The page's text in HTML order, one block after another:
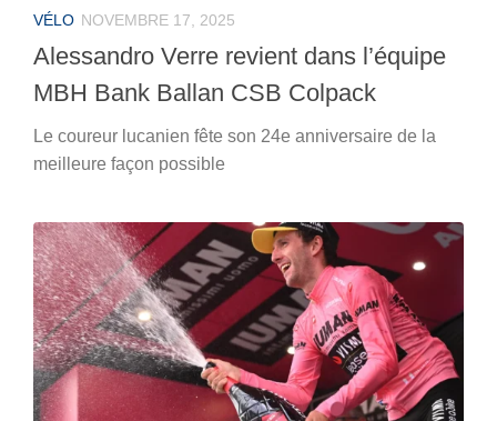
VÉLO NOVEMBRE 17, 2025
Alessandro Verre revient dans l’équipe
MBH Bank Ballan CSB Colpack
Le coureur lucanien fête son 24e anniversaire de la
meilleure façon possible